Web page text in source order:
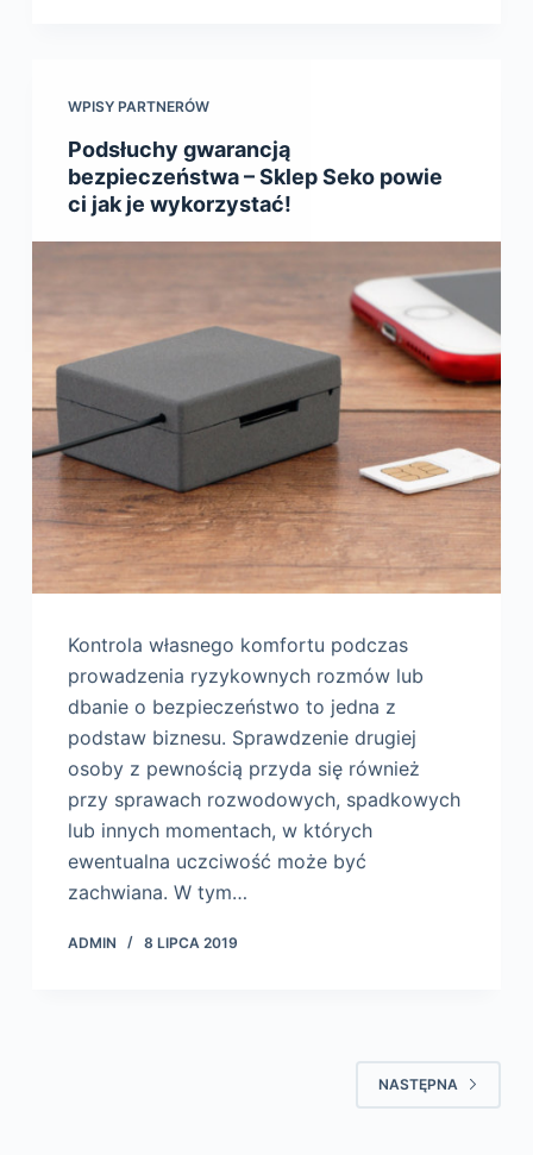
WPISY PARTNERÓW
Podsłuchy gwarancją
bezpieczeństwa – Sklep Seko powie
ci jak je wykorzystać!
Kontrola własnego komfortu podczas
prowadzenia ryzykownych rozmów lub
dbanie o bezpieczeństwo to jedna z
podstaw biznesu. Sprawdzenie drugiej
osoby z pewnością przyda się również
przy sprawach rozwodowych, spadkowych
lub innych momentach, w których
ewentualna uczciwość może być
zachwiana. W tym…
ADMIN 8 LIPCA 2019
NASTĘPNA